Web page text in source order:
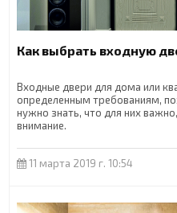
Как выбрать входную
Входные двери для дома или
определенным требованиям,
нужно знать, что для них
внимание.
11 марта 2019 г. 10:54